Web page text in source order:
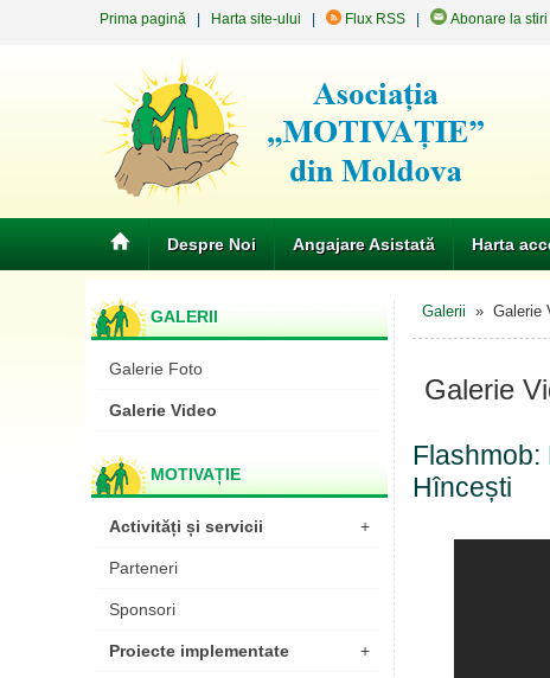
Prima pagină Harta site-ului Flux RSS Abonare la stiri
Despre Noi Angajare Asistată Harta
GALERII
Galerie Foto
Galerie Video
MOTIVAȚIE
Activități și servicii +
Parteneri
Sponsori
Proiecte implementate +
Galerii » Galerie
Galerie
Flashmob:
Hîncești